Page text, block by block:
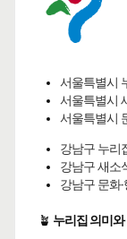
서울특별시
서울특별시
서울특별시
강남구 누리
강남구 새소
강남구 문화·
🪴 누리집 의미와